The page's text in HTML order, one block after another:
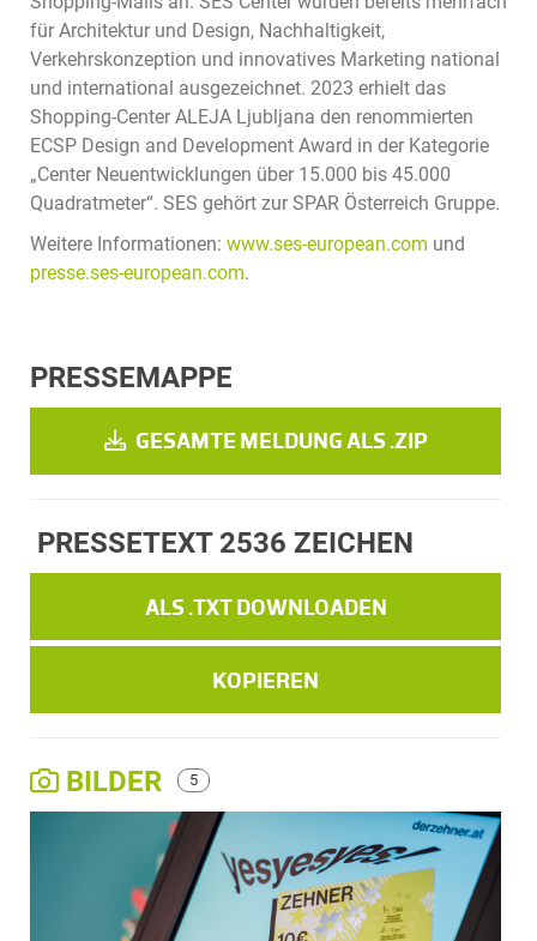
für Architektur und Design, Nachhaltigkeit,
Verkehrskonzeption und innovatives Marketing national
und international ausgezeichnet. 2023 erhielt das
Shopping-Center ALEJA Ljubljana den renommierten
ECSP Design and Development Award in der Kategorie
„Center Neuentwicklungen über 15.000 bis 45.000
Quadratmeter“. SES gehört zur SPAR Österreich Gruppe.
Weitere Informationen: www.ses-european.com und
presse.ses-european.com.
PRESSEMAPPE
GESAMTE MELDUNG ALS .ZIP
PRESSETEXT 2536 ZEICHEN
ALS .TXT DOWNLOADEN
KOPIEREN
BILDER 5